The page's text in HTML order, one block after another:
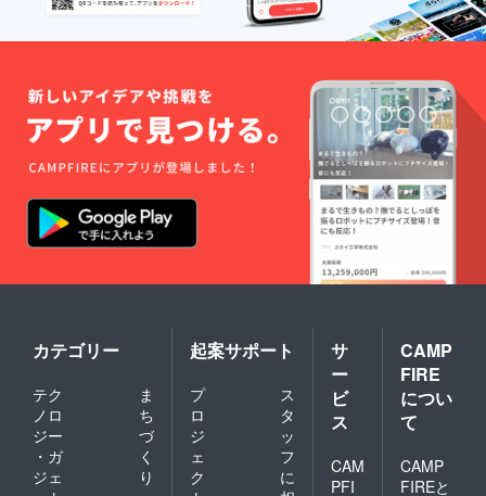
カテゴリー
テク
ノロ
ジー
・ガ
ジェ
ま
ち
づ
く
り
起案サポート
プ
ロ
ジ
ェ
ク
ス
タ
ッ
フ
に
サ
ー
ビ
ス
CAM
PFI
CAMP
FIRE
につい
て
CAMP
FIREと